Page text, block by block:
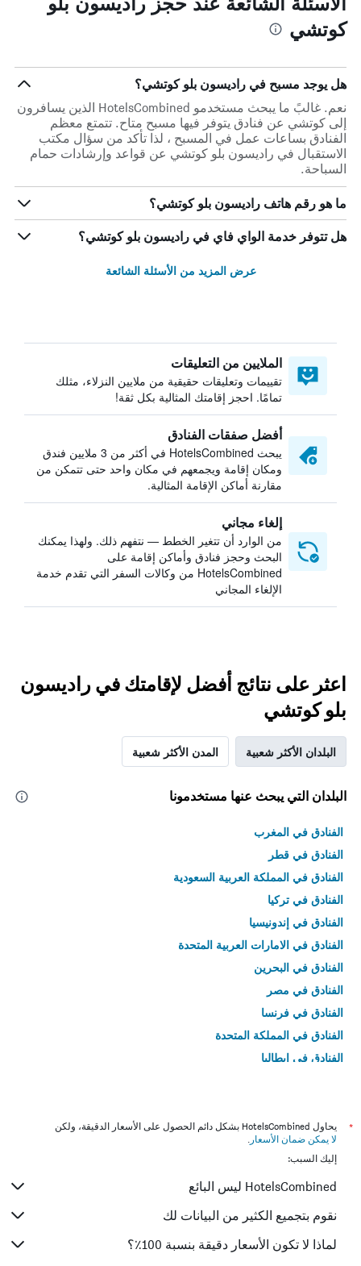
كوتشي
هل يوجد مسبح في راديسون بلو كوتشي؟
نعم. غالبً ما يبحث مستخدمو HotelsCombined الذين يسافرون
إلى كوتشي عن فنادق يتوفر فيها مسبح متاح. تتمتع معظم
الفنادق بساعات عمل في المسبح ، لذا تأكد من سؤال مكتب
الاستقبال في راديسون بلو كوتشي عن قواعد وإرشادات حمام
السباحة.
ما هو رقم هاتف راديسون بلو كوتشي؟
هل تتوفر خدمة الواي فاي في راديسون بلو كوتشي؟
عرض المزيد من الأسئلة الشائعة
الملايين من التعليقات
تقييمات وتعليقات حقيقية من ملايين النزلاء، مثلك
تمامًا. احجز إقامتك المثالية بكل ثقة!
أفضل صفقات الفنادق
يبحث HotelsCombined في أكثر من 3 ملايين فندق
ومكان إقامة ويجمعهم في مكان واحد حتى تتمكن من
مقارنة أماكن الإقامة المثالية.
إلغاء مجاني
من الوارد أن تتغير الخطط — نتفهم ذلك. ولهذا يمكنك
البحث وحجز فنادق وأماكن إقامة على
HotelsCombined من وكالات السفر التي تقدم خدمة
الإلغاء المجاني
اعثر على نتائج أفضل لإقامتك في راديسون
بلو كوتشي
البلدان الأكثر شعبية المدن الأكثر شعبية
البلدان التي يبحث عنها مستخدمونا
الفنادق في المغرب
الفنادق في قطر
الفنادق في المملكة العربية السعودية
الفنادق في تركيا
الفنادق في إندونيسيا
الفنادق في الامارات العربية المتحدة
الفنادق في البحرين
الفنادق في مصر
الفنادق في فرنسا
الفنادق في المملكة المتحدة
الفنادق في إيطاليا
*
يحاول HotelsCombined بشكل دائم الحصول على الأسعار الدقيقة، ولكن
لا يمكن ضمان الأسعار .
إليك السبب:
HotelsCombined ليس البائع
نقوم بتجميع الكثير من البيانات لك
لماذا لا تكون الأسعار دقيقة بنسبة 100٪؟